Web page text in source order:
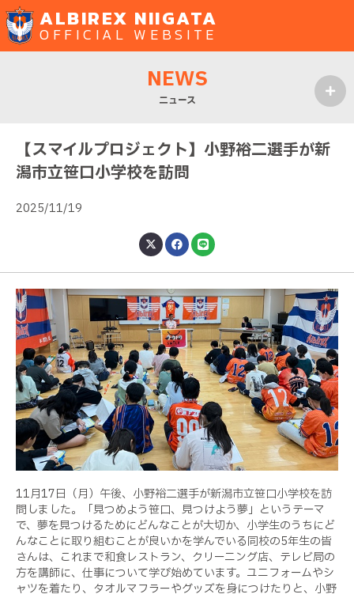
ALBIREX NIIGATA
OFFICIAL WEBSITE
NEWS
ニュース
【スマイルプロジェクト】小野裕二選手が新
潟市立笹口小学校を訪問
2025/11/19
11月17日（月）午後、小野裕二選手が新潟市立笹口小学校を訪
問しました。「見つめよう笹口、見つけよう夢」というテーマ
で、夢を見つけるためにどんなことが大切か、小学生のうちにど
んなことに取り組むことが良いかを学んでいる同校の5年生の皆
さんは、これまで和食レストラン、クリーニング店、テレビ局の
方を講師に、仕事について学び始めています。ユニフォームやシ
ャツを着たり、タオルマフラーやグッズを身につけたりと、小野